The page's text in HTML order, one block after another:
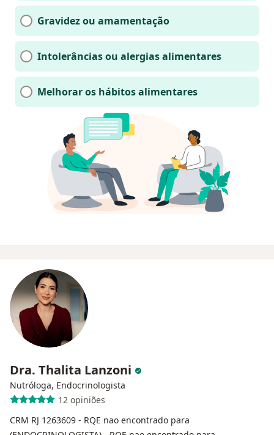
Gravidez ou amamentação
Intolerâncias ou alergias alimentares
Melhorar os hábitos alimentares
Dra. Thalita Lanzoni
Nutróloga, Endocrinologista
12 opiniões
CRM RJ 1263609 - RQE nao encontrado para